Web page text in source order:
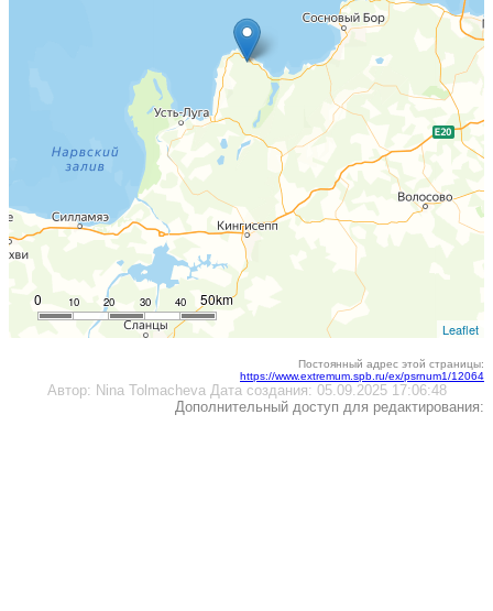
10
0 20 30 40 50km
Leaflet
Постоянный адрес этой страницы:
https://www.extremum.spb.ru/ex/psrnum1/12064
Автор: Nina TolmachevaДата создания: 05.09.2025 17:06:48
Дополнительный доступ для редактирования: